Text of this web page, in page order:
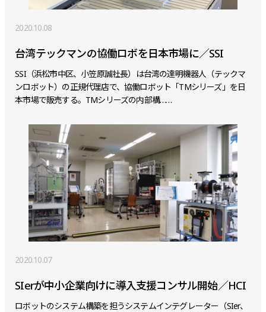
2020.10.08
台湾テックマンの協働ロボを日本市場に／SSI
SSI（浜松市中区、小笠原誠社長）は台湾の達明機器人（テックマ
ンロボット）の正規代理店で、協働ロボット「TMシリーズ」を日
本市場で販売する。TMシリーズの内部構……
2020.10.07
SIerが中小企業向けに導入支援コンサル開始／HCI
ロボットのシステム構築を担うシステムインテグレーター（SIer、